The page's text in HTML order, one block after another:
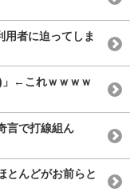
用者に迫ってしま
」←これｗｗｗｗ
言で打線組ん
とんどがお前らと